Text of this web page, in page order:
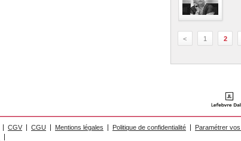
< 1 2
CGV CGU Mentions légales Politique de confidentialité Paramétrer